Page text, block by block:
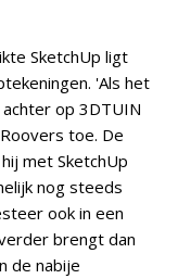
SketchUp ligt
'Als het
op 3DTUIN
toe. De
met SketchUp
nog steeds
ook in een
brengt dan
de nabije